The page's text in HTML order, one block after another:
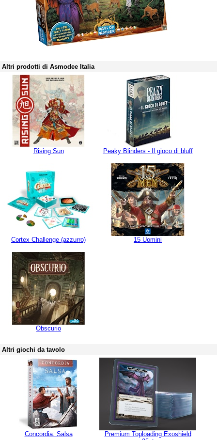
Altri prodotti di Asmodee Italia
Rising Sun Peaky Blinders - Il gioco di bluff
Cortex Challenge (azzurro) 15 Uomini
Obscurio
Altri giochi da tavolo
Concordia: Salsa
Premium Toploading Exoshield